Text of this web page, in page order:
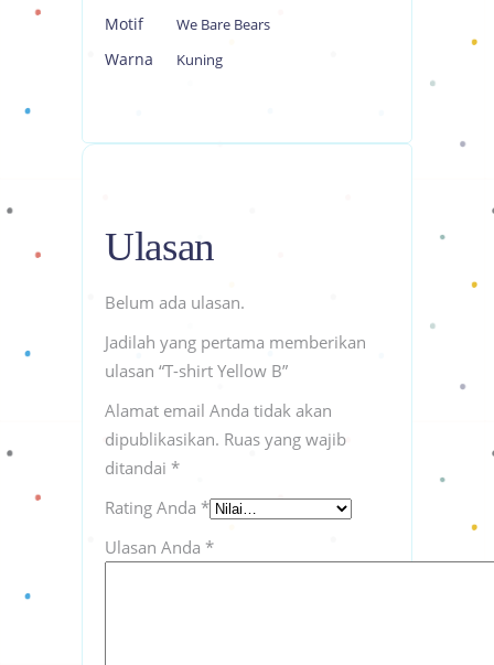
Motif We Bare Bears
Warna Kuning
Ulasan
Belum ada ulasan.
Jadilah yang pertama memberikan
ulasan “T-shirt Yellow B”
Alamat email Anda tidak akan
dipublikasikan. Ruas yang wajib
ditandai *
Rating Anda *
Ulasan Anda *